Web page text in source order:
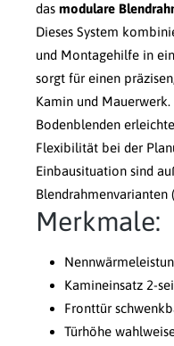
das modulare
Dieses System
und Montagehilfe in
sorgt für einen
Kamin und
Bodenblenden
Flexibilität bei der
Einbausituation sind
Blendrahmenvarianten
Merkmale:
Kamineinsatz 2-
Fronttür
Türhöhe